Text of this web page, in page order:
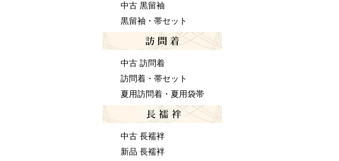
中古 黒留袖
黒留袖・帯セット
中古 訪問着
訪問着・帯セット
夏用訪問着・夏用袋帯
中古 長襦袢
新品 長襦袢